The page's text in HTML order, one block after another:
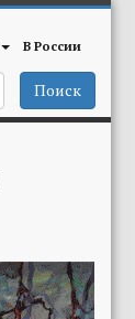
В России
Поиск